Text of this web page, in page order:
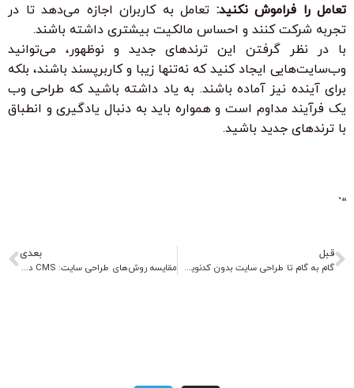
تعامل را فراموش نکنید: تعامل به کاربران اجازه می‌دهد تا در
تجربه شرکت کنند و احساس مالکیت بیشتری داشته باشند.
با در نظر گرفتن این ترندهای جدید و نوظهور، می‌توانید
وب‌سایت‌هایی ایجاد کنید که نه‌تنها زیبا و کاربرپسند باشند، بلکه
برای آینده نیز آماده باشند. به یاد داشته باشید که طراحی وب
یک فرآیند مداوم است و همواره باید به دنبال یادگیری و انطباق
با ترندهای جدید باشید.
“`
قبل
گام به گام تا طراحی سایت بدون کدنویسی: آموزش جامع
بعدی
مقایسه روش‌های طراحی سایت: CMS در برابر فریم‌ورک‌ها